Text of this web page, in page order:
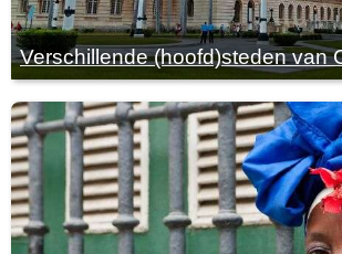
Verschillende (hoofd)steden van